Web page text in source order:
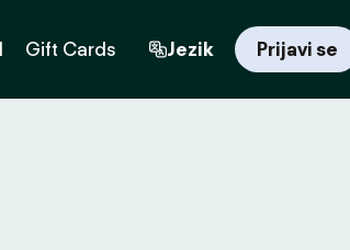
Gift Cards Jezik Prijavi se